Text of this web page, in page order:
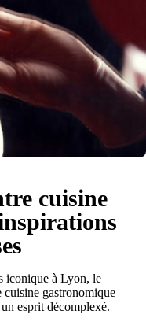
cuisine
iconique à Lyon, le
cuisine gastronomique
esprit décomplexé.